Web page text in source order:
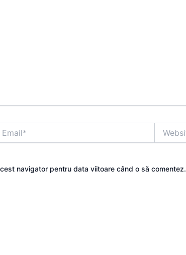
navigator pentru data viitoare când o să comentez.